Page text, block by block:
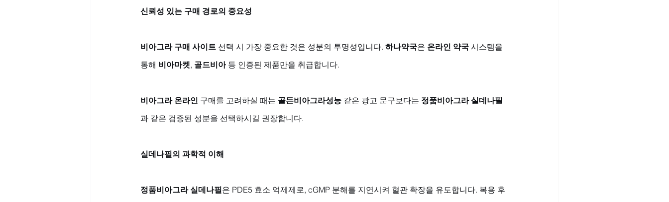
신뢰성 있는 구매 경로의 중요성
비아그라 구매 사이트 선택 시 가장 중요한 것은 성분의 투명성입니다. 하나약국은 온라인 약국 시스템을
통해 비아마켓, 골드비아 등 인증된 제품만을 취급합니다.
비아그라 온라인 구매를 고려하실 때는 골든비아그라성능 같은 광고 문구보다는 정품비아그라 실데나필
과 같은 검증된 성분을 선택하시길 권장합니다.
실데나필의 과학적 이해
정품비아그라 실데나필은 PDE5 효소 억제제로, cGMP 분해를 지연시켜 혈관 확장을 유도합니다. 복용 후